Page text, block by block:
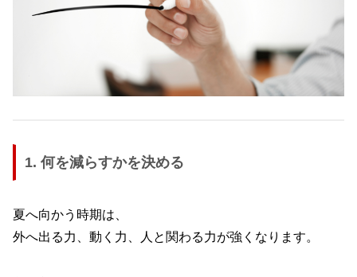
1. 何を減らすかを決める
夏へ向かう時期は、
外へ出る力、動く力、人と関わる力が強くなります。